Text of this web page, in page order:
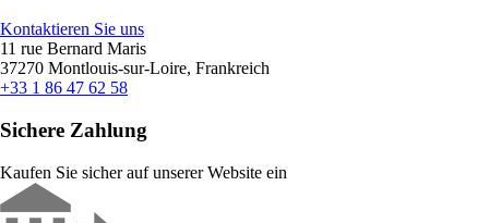
Kontaktieren Sie uns
11 rue Bernard Maris
37270 Montlouis-sur-Loire, Frankreich
+33 1 86 47 62 58
Sichere Zahlung
Kaufen Sie sicher auf unserer Website ein